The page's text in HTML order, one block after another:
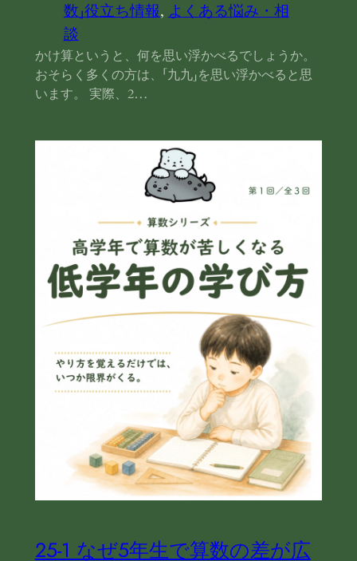
数」役立ち情報, よくある悩み・相
談
かけ算というと、何を思い浮かべるでしょうか。
おそらく多くの方は、「九九」を思い浮かべると思
います。 実際、2…
25‐1 なぜ5年生で算数の差が広